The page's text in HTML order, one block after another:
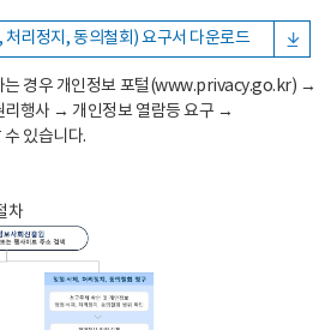
처리정지, 동의철회) 요구서 다운로드
는 경우 개인정보 포털(www.privacy.go.kr) →
리행사 → 개인정보 열람등 요구 →
있습니다.
차